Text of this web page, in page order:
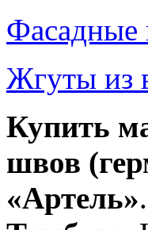
Фасадные
Жгуты из
Купить
швов
«Артель».